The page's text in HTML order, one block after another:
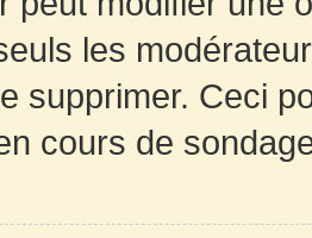
les
supprimer. Ceci
cours de